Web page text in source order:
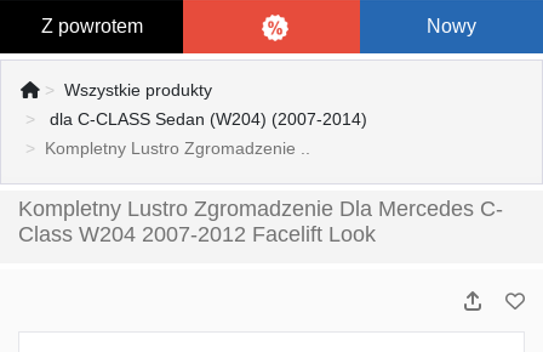
Z powrotem Nowy
Wszystkie produkty
dla C-CLASS Sedan (W204) (2007-2014)
Kompletny Lustro Zgromadzenie ..
Kompletny Lustro Zgromadzenie Dla Mercedes C-
Class W204 2007-2012 Facelift Look